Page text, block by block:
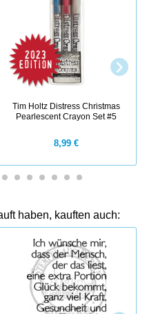
Tim Holtz Distress Christmas
Pearlescent Crayon Set #5
8,99 €
haben, kauften auch: